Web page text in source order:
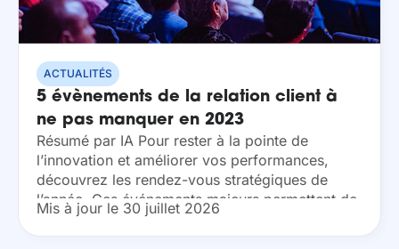
ACTUALITÉS
5 évènements de la relation client à
ne pas manquer en 2023
Résumé par IA Pour rester à la pointe de
l’innovation et améliorer vos performances,
découvrez les rendez-vous stratégiques de
l’année. Ces événements majeurs permettent de
maîtriser les nouvelles tendances, d’optimiser
votre expérience client et de rencontrer...
Mis à jour le 30 juillet 2026